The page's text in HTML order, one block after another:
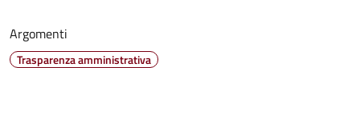
Argomenti
Trasparenza amministrativa